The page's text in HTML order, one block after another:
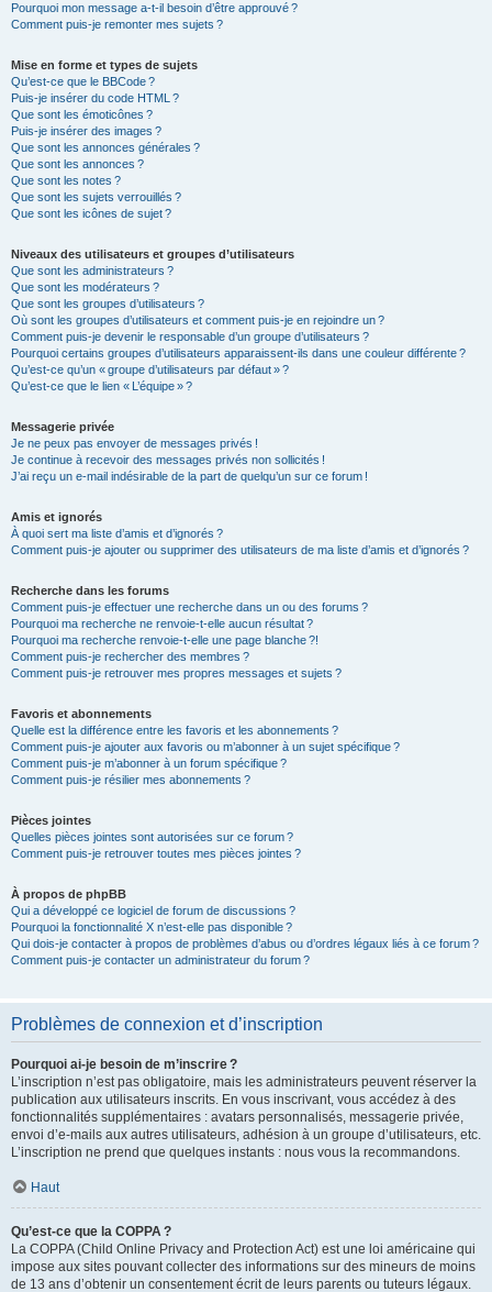
Pourquoi mon message a-t-il besoin d’être approuvé ?
Comment puis-je remonter mes sujets ?
Mise en forme et types de sujets
Qu’est-ce que le BBCode ?
Puis-je insérer du code HTML ?
Que sont les émoticônes ?
Puis-je insérer des images ?
Que sont les annonces générales ?
Que sont les annonces ?
Que sont les notes ?
Que sont les sujets verrouillés ?
Que sont les icônes de sujet ?
Niveaux des utilisateurs et groupes d’utilisateurs
Que sont les administrateurs ?
Que sont les modérateurs ?
Que sont les groupes d’utilisateurs ?
Où sont les groupes d’utilisateurs et comment puis-je en rejoindre un ?
Comment puis-je devenir le responsable d’un groupe d’utilisateurs ?
Pourquoi certains groupes d’utilisateurs apparaissent-ils dans une couleur différente ?
Qu’est-ce qu’un « groupe d’utilisateurs par défaut » ?
Qu’est-ce que le lien « L’équipe » ?
Messagerie privée
Je ne peux pas envoyer de messages privés !
Je continue à recevoir des messages privés non sollicités !
J’ai reçu un e-mail indésirable de la part de quelqu’un sur ce forum !
Amis et ignorés
À quoi sert ma liste d’amis et d’ignorés ?
Comment puis-je ajouter ou supprimer des utilisateurs de ma liste d’amis et d’ignorés ?
Recherche dans les forums
Comment puis-je effectuer une recherche dans un ou des forums ?
Pourquoi ma recherche ne renvoie-t-elle aucun résultat ?
Pourquoi ma recherche renvoie-t-elle une page blanche ?!
Comment puis-je rechercher des membres ?
Comment puis-je retrouver mes propres messages et sujets ?
Favoris et abonnements
Quelle est la différence entre les favoris et les abonnements ?
Comment puis-je ajouter aux favoris ou m’abonner à un sujet spécifique ?
Comment puis-je m’abonner à un forum spécifique ?
Comment puis-je résilier mes abonnements ?
Pièces jointes
Quelles pièces jointes sont autorisées sur ce forum ?
Comment puis-je retrouver toutes mes pièces jointes ?
À propos de phpBB
Qui a développé ce logiciel de forum de discussions ?
Pourquoi la fonctionnalité X n’est-elle pas disponible ?
Qui dois-je contacter à propos de problèmes d’abus ou d’ordres légaux liés à ce forum ?
Comment puis-je contacter un administrateur du forum ?
Problèmes de connexion et d’inscription
Pourquoi ai-je besoin de m’inscrire ?
L’inscription n’est pas obligatoire, mais les administrateurs peuvent réserver la
publication aux utilisateurs inscrits. En vous inscrivant, vous accédez à des
fonctionnalités supplémentaires : avatars personnalisés, messagerie privée,
envoi d’e-mails aux autres utilisateurs, adhésion à un groupe d’utilisateurs, etc.
L’inscription ne prend que quelques instants : nous vous la recommandons.
Haut
Qu’est-ce que la COPPA ?
La COPPA (Child Online Privacy and Protection Act) est une loi américaine qui
impose aux sites pouvant collecter des informations sur des mineurs de moins
de 13 ans d’obtenir un consentement écrit de leurs parents ou tuteurs légaux.